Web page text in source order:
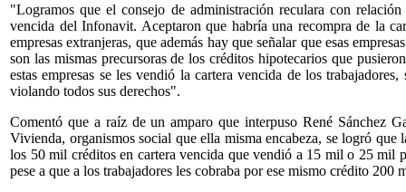
"Logramos que el consejo de administración reculara con
vencida del Infonavit. Aceptaron que habría una recompra de la
empresas extranjeras, que además hay que señalar que esas
son las mismas precursoras de los créditos hipotecarios que
estas empresas se les vendió la cartera vencida de los
violando todos sus derechos".
Comentó que a raíz de un amparo que interpuso René Sánchez
Vivienda, organismos social que ella misma encabeza, se logró que
los 50 mil créditos en cartera vencida que vendió a 15 mil o 25 mil
pese a que a los trabajadores les cobraba por ese mismo crédito 200